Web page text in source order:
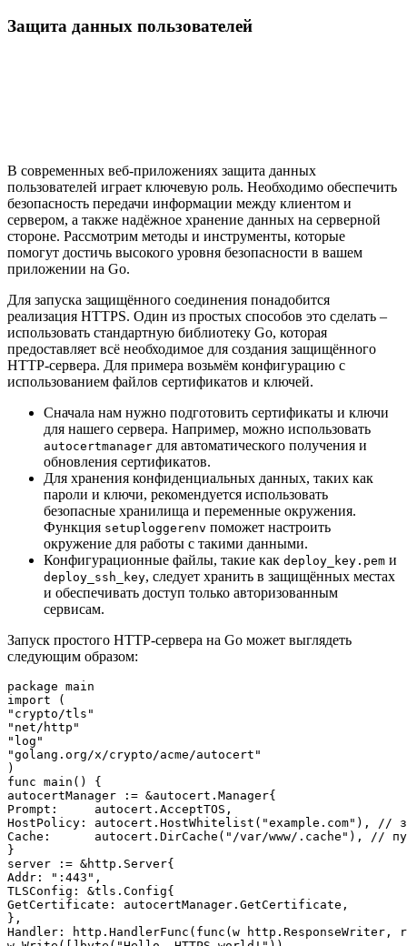
Защита данных пользователей
В современных веб-приложениях защита данных
пользователей играет ключевую роль. Необходимо обеспечить
безопасность передачи информации между клиентом и
сервером, а также надёжное хранение данных на серверной
стороне. Рассмотрим методы и инструменты, которые
помогут достичь высокого уровня безопасности в вашем
приложении на Go.
Для запуска защищённого соединения понадобится
реализация HTTPS. Один из простых способов это сделать –
использовать стандартную библиотеку Go, которая
предоставляет всё необходимое для создания защищённого
HTTP-сервера. Для примера возьмём конфигурацию с
использованием файлов сертификатов и ключей.
Сначала нам нужно подготовить сертификаты и ключи
для нашего сервера. Например, можно использовать
autocertmanager для автоматического получения и
обновления сертификатов.
Для хранения конфиденциальных данных, таких как
пароли и ключи, рекомендуется использовать
безопасные хранилища и переменные окружения.
Функция setuploggerenv поможет настроить
окружение для работы с такими данными.
Конфигурационные файлы, такие как deploy_key.pem и
deploy_ssh_key, следует хранить в защищённых местах
и обеспечивать доступ только авторизованным
сервисам.
Запуск простого HTTP-сервера на Go может выглядеть
следующим образом:
package main
import (
"crypto/tls"
"net/http"
"log"
"golang.org/x/crypto/acme/autocert"
)
func main() {
autocertManager := &autocert.Manager{
Prompt:     autocert.AcceptTOS,
HostPolicy: autocert.HostWhitelist("example.com"), //
Cache:      autocert.DirCache("/var/www/.cache"), // путь
}
server := &http.Server{
Addr: ":443",
TLSConfig: &tls.Config{
GetCertificate: autocertManager.GetCertificate,
},
Handler: http.HandlerFunc(func(w